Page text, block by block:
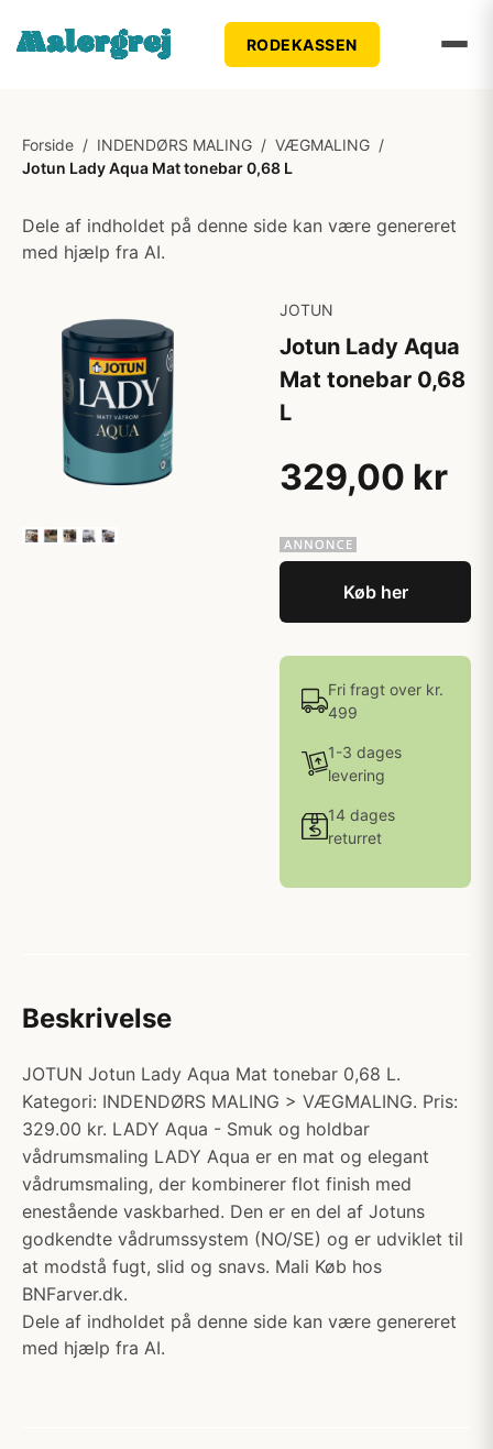
RODEKASSEN
Forside / INDENDØRS MALING / VÆGMALING /
Jotun Lady Aqua Mat tonebar 0,68 L
Dele af indholdet på denne side kan være genereret
med hjælp fra AI.
JOTUN
Jotun Lady Aqua
Mat tonebar 0,68
L
329,00 kr
Køb her
Fri fragt over kr.
499
1-3 dages
levering
14 dages
returret
Beskrivelse
JOTUN Jotun Lady Aqua Mat tonebar 0,68 L.
Kategori: INDENDØRS MALING > VÆGMALING. Pris:
329.00 kr. LADY Aqua - Smuk og holdbar
vådrumsmaling LADY Aqua er en mat og elegant
vådrumsmaling, der kombinerer flot finish med
enestående vaskbarhed. Den er en del af Jotuns
godkendte vådrumssystem (NO/SE) og er udviklet til
at modstå fugt, slid og snavs. Mali Køb hos
BNFarver.dk.
Dele af indholdet på denne side kan være genereret
med hjælp fra AI.